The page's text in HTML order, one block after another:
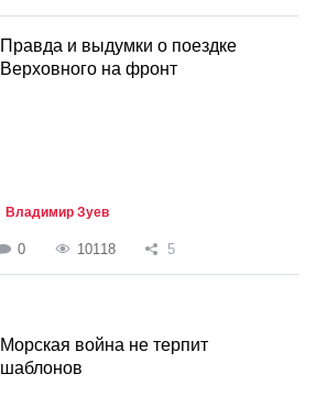
Правда и выдумки о поездке
Верховного на фронт
Владимир Зуев
0 10118 5
Морская война не терпит
шаблонов